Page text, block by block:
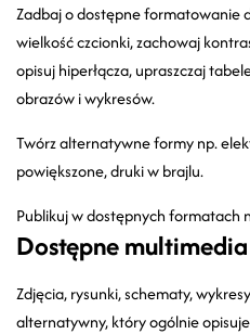
Zadbaj o dostępne formatowanie
wielkość czcionki, zachowaj
opisuj hiperłącza, upraszczaj
obrazów i wykresów.
Twórz alternatywne formy np.
powiększone, druki w brajlu.
Publikuj w dostępnych formatach
Dostępne multimedia
Zdjęcia, rysunki, schematy,
alternatywny, który ogólnie